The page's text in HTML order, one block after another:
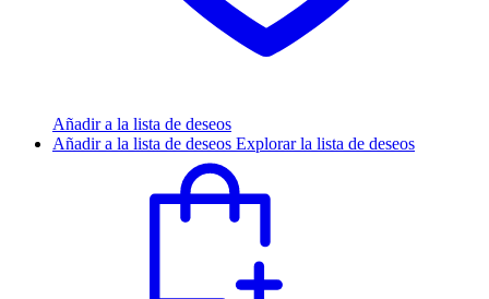
Añadir a la lista de deseos
Añadir a la lista de deseos Explorar la lista de deseos